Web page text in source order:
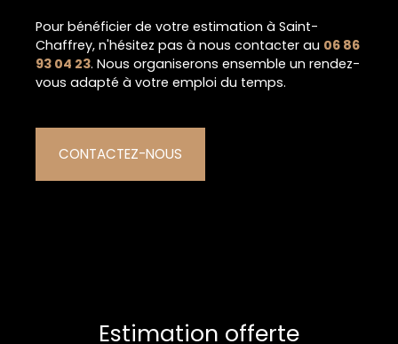
Pour bénéficier de votre estimation à Saint-
Chaffrey, n'hésitez pas à nous contacter au 06 86
93 04 23. Nous organiserons ensemble un rendez-
vous adapté à votre emploi du temps.
CONTACTEZ-NOUS
Estimation offerte